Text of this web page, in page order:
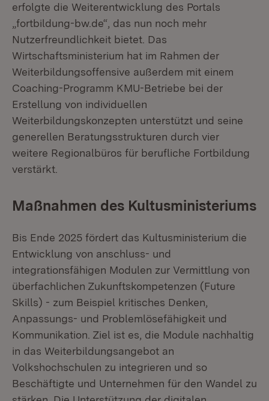
erfolgte die Weiterentwicklung des Portals
„fortbildung-bw.de“, das nun noch mehr
Nutzerfreundlichkeit bietet. Das
Wirtschaftsministerium hat im Rahmen der
Weiterbildungsoffensive außerdem mit einem
Coaching-Programm KMU-Betriebe bei der
Erstellung von individuellen
Weiterbildungskonzepten unterstützt und seine
generellen Beratungsstrukturen durch vier
weitere Regionalbüros für berufliche Fortbildung
verstärkt.
Maßnahmen des Kultusministeriums
Bis Ende 2025 fördert das Kultusministerium die
Entwicklung von anschluss- und
integrationsfähigen Modulen zur Vermittlung von
überfachlichen Zukunftskompetenzen (Future
Skills) - zum Beispiel kritisches Denken,
Anpassungs- und Problemlösefähigkeit und
Kommunikation. Ziel ist es, die Module nachhaltig
in das Weiterbildungsangebot an
Volkshochschulen zu integrieren und so
Beschäftigte und Unternehmen für den Wandel zu